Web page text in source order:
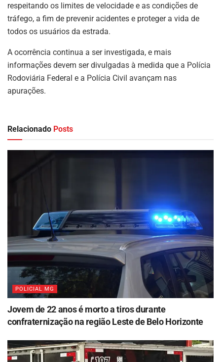
respeitando os limites de velocidade e as condições de
tráfego, a fim de prevenir acidentes e proteger a vida de
todos os usuários da estrada.
A ocorrência continua a ser investigada, e mais
informações devem ser divulgadas à medida que a Polícia
Rodoviária Federal e a Polícia Civil avançam nas
apurações.
Relacionado Posts
POLICIAL MG
Jovem de 22 anos é morto a tiros durante
confraternização na região Leste de Belo Horizonte